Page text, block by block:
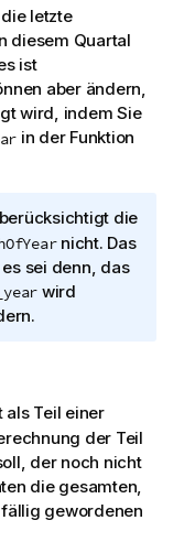
letzte
diesem Quartal
ist
aber ändern,
wird, indem Sie
in der Funktion
berücksichtigt die
nicht. Das
sei denn, das
wird
als Teil einer
der Teil
der noch nicht
die gesamten,
gewordenen